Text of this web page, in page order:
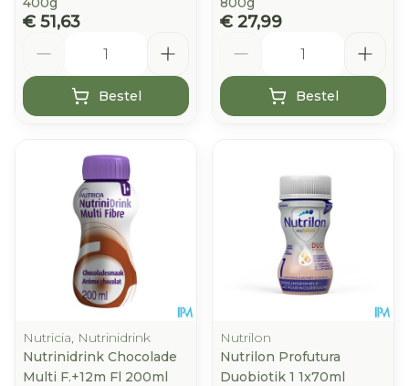
€ 51,63
Bestel
€ 27,99
Bestel
Nutricia, Nutrinidrink
Nutrinidrink Chocolade
Multi F.+12m Fl 200ml
Nutrilon
Nutrilon Profutura
Duobiotik 1 1x70ml